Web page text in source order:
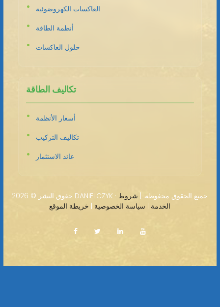
العاكسات الكهروضوئية
أنظمة الطاقة
حلول العاكسات
تكاليف الطاقة
أسعار الأنظمة
تكاليف التركيب
عائد الاستثمار
حقوق النشر © 2026 DANIELCZYK · جميع الحقوق محفوظة. | شروط
الخدمة
سياسة الخصوصية خريطة الموقع